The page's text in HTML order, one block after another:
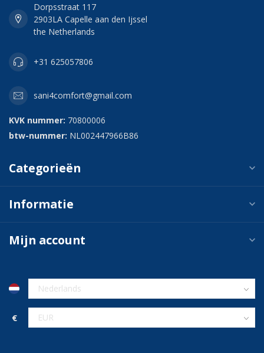
Dorpsstraat 117
2903LA Capelle aan den Ijssel
the Netherlands
+31 625057806
sani4comfort@gmail.com
KVK nummer: 70800006
btw-nummer: NL002447966B86
Categorieën
Informatie
Mijn account
€